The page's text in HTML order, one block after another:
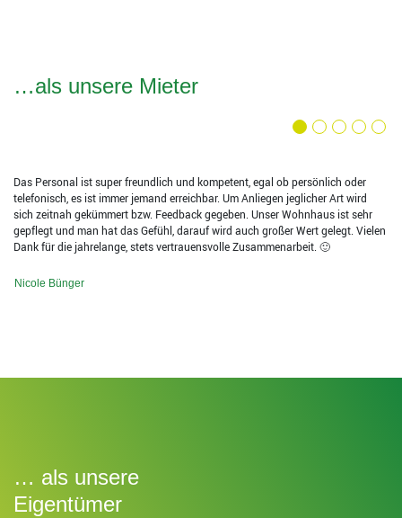
…als unsere Mieter
Das Personal ist super freundlich und kompetent, egal ob persönlich oder
telefonisch, es ist immer jemand erreichbar. Um Anliegen jeglicher Art wird
sich zeitnah gekümmert bzw. Feedback gegeben. Unser Wohnhaus ist sehr
gepflegt und man hat das Gefühl, darauf wird auch großer Wert gelegt. Vielen
Dank für die jahrelange, stets vertrauensvolle Zusammenarbeit. 🙂
Nicole Bünger
… als unsere
Eigentümer